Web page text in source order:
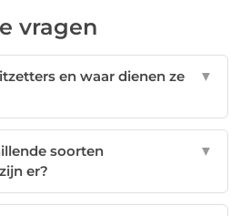
vragen
en waar dienen ze
▼
soorten
er?
▼